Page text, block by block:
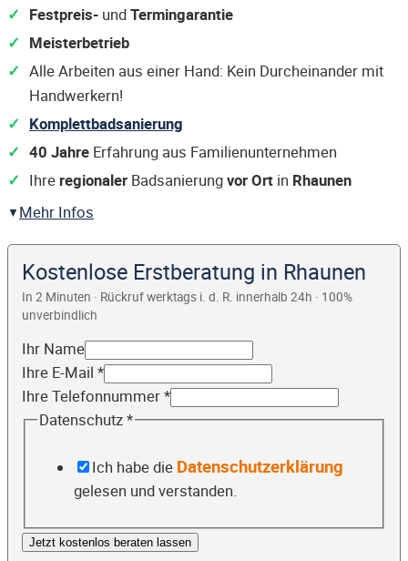
Festpreis- undTermingarantie
Meisterbetrieb
Alle Arbeiten aus einer Hand: Kein Durcheinander mit
Handwerkern!
Komplettbadsanierung
40 Jahre Erfahrung aus Familienunternehmen
Ihre regionaler Badsanierungvor Ort in Rhaunen
Mehr Infos
Kostenlose Erstberatung in Rhaunen
In 2 Minuten · Rückruf werktags i. d. R. innerhalb 24h · 100%
unverbindlich
Ihr Name
Ihre E-Mail *
Ihre Telefonnummer*
Datenschutz*
Ich habe die Datenschutzerklärung
gelesen und verstanden.
Jetzt kostenlos beraten lassen